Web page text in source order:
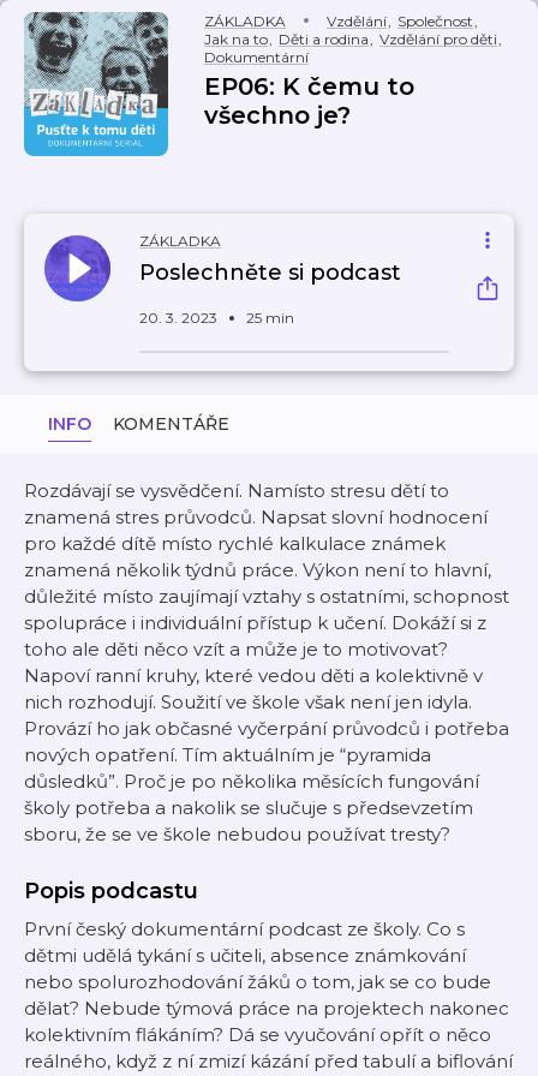
ZÁKLADKA Vzdělání, Společnost,
Jak na to, Děti a rodina, Vzdělání pro děti,
Dokumentární
EP06: K čemu to
všechno je?
ZÁKLADKA
Poslechněte si podcast
20. 3. 2023 25 min
INFO KOMENTÁŘE
Rozdávají se vysvědčení. Namísto stresu dětí to
znamená stres průvodců. Napsat slovní hodnocení
pro každé dítě místo rychlé kalkulace známek
znamená několik týdnů práce. Výkon není to hlavní,
důležité místo zaujímají vztahy s ostatními, schopnost
spolupráce i individuální přístup k učení. Dokáží si z
toho ale děti něco vzít a může je to motivovat?
Napoví ranní kruhy, které vedou děti a kolektivně v
nich rozhodují. Soužití ve škole však není jen idyla.
Provází ho jak občasné vyčerpání průvodců i potřeba
nových opatření. Tím aktuálním je “pyramida
důsledků”. Proč je po několika měsících fungování
školy potřeba a nakolik se slučuje s předsevzetím
sboru, že se ve škole nebudou používat tresty?
Popis podcastu
První český dokumentární podcast ze školy. Co s
dětmi udělá tykání s učiteli, absence známkování
nebo spolurozhodování žáků o tom, jak se co bude
dělat? Nebude týmová práce na projektech nakonec
kolektivním flákáním? Dá se vyučování opřít o něco
reálného, když z ní zmizí kázání před tabulí a biflování